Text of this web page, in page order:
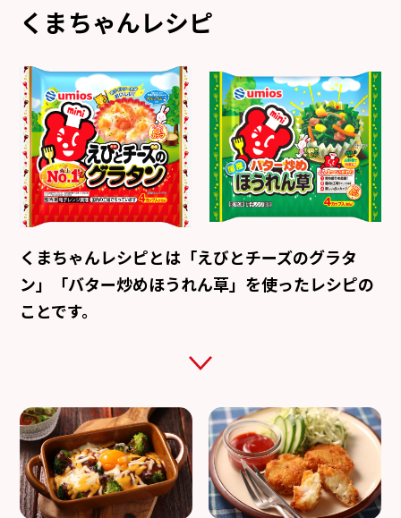
くまちゃんレシピ
くまちゃんレシピとは「えびとチーズのグラタ
ン」「バター炒めほうれん草」を使ったレシピの
ことです。